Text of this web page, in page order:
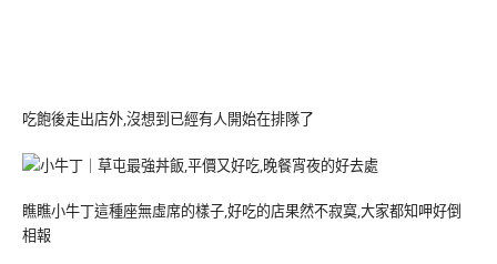
吃飽後走出店外,沒想到已經有人開始在排隊了
瞧瞧小牛丁這種座無虛席的樣子,好吃的店果然不寂寞,大家都知呷好倒
相報